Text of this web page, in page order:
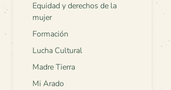
Equidad y derechos de la
mujer
Formación
Lucha Cultural
Madre Tierra
Mi Arado